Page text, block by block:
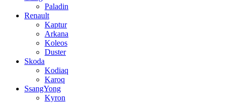
Paladin
Renault
Kaptur
Arkana
Koleos
Duster
Skoda
Kodiaq
Karoq
SsangYong
Kyron